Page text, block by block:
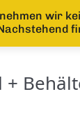
wir
+